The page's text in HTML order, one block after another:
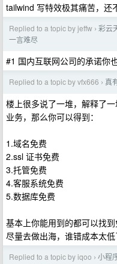
tailwind 写特效极其痛苦，还
Replied to a topic by jeffw › 彩云
一言难尽
#1 国内互联网公司的承诺你
Replied to a topic by vfx666 › 真
楼上很多说了一堆，解释了
业务，那么你可以得到：
1.域名免费
2.ssl 证书免费
3.托管免费
4.客服系统免费
5.数据库免费
基本上你能用到的都可以找
尽量去做出海，谁错成本太低
Replied to a topic by iqoo › 小程